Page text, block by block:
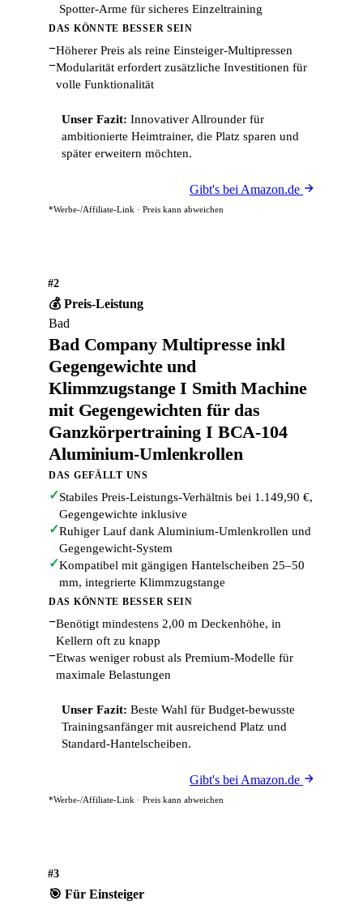
Spotter-Arme für sicheres Einzeltraining
DAS KÖNNTE BESSER SEIN
−Höherer Preis als reine Einsteiger-Multipressen
−Modularität erfordert zusätzliche Investitionen für
volle Funktionalität
Unser Fazit: Innovativer Allrounder für
ambitionierte Heimtrainer, die Platz sparen und
später erweitern möchten.
Gibt's bei Amazon.de
*Werbe-/Affiliate-Link · Preis kann abweichen
#2
💰 Preis-Leistung
Bad
Bad Company Multipresse inkl
Gegengewichte und
Klimmzugstange I Smith Machine
mit Gegengewichten für das
Ganzkörpertraining I BCA-104
Aluminium-Umlenkrollen
DAS GEFÄLLT UNS
✓Stabiles Preis-Leistungs-Verhältnis bei 1.149,90 €,
Gegengewichte inklusive
✓Ruhiger Lauf dank Aluminium-Umlenkrollen und
Gegengewicht-System
✓Kompatibel mit gängigen Hantelscheiben 25–50
mm, integrierte Klimmzugstange
DAS KÖNNTE BESSER SEIN
−Benötigt mindestens 2,00 m Deckenhöhe, in
Kellern oft zu knapp
−Etwas weniger robust als Premium-Modelle für
maximale Belastungen
Unser Fazit: Beste Wahl für Budget-bewusste
Trainingsanfänger mit ausreichend Platz und
Standard-Hantelscheiben.
Gibt's bei Amazon.de
*Werbe-/Affiliate-Link · Preis kann abweichen
#3
🎯 Für Einsteiger